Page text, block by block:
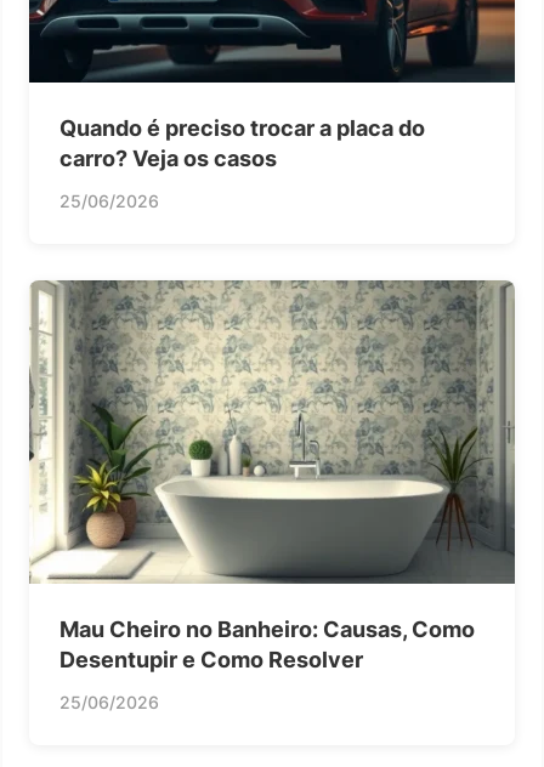
Quando é preciso trocar a placa do
carro? Veja os casos
25/06/2026
Mau Cheiro no Banheiro: Causas, Como
Desentupir e Como Resolver
25/06/2026